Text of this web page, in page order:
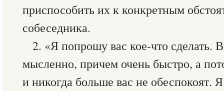
приспособить их к конкретным
собеседника.
2. «Я попрошу вас кое-что сделать.
мысленно, причем очень быстро, а
и никогда больше вас не обеспокоят.